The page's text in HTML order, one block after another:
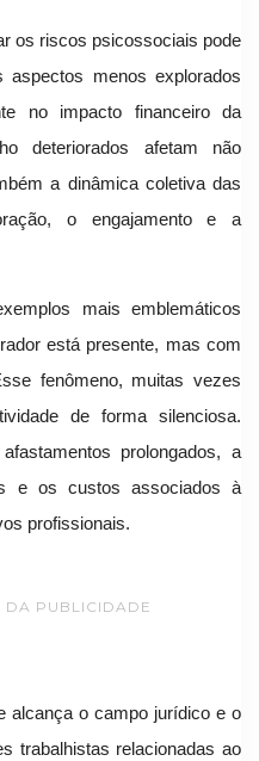
os riscos psicossociais pode
menos explorados
no impacto financeiro da
deteriorados afetam não
a dinâmica coletiva das
o engajamento e a
mais emblemáticos
está presente, mas com
fenômeno, muitas vezes
de forma silenciosa.
prolongados, a
e os custos associados à
profissionais.
DA PUBLICIDADE
alcança o campo jurídico e o
trabalhistas relacionadas ao